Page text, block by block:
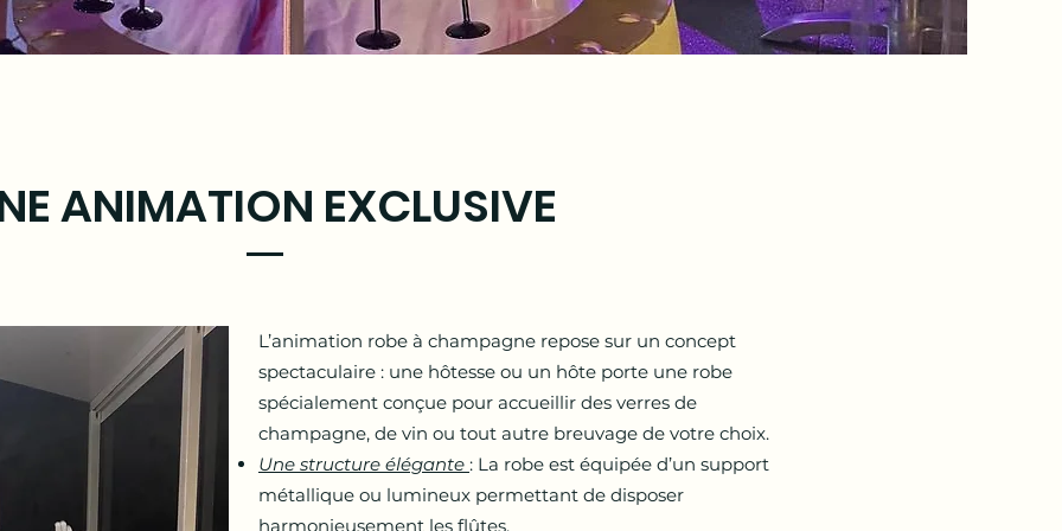
ANIMATION EXCLUSIVE
L’animation robe à champagne repose sur un concept
spectaculaire : une hôtesse ou un hôte porte une robe
spécialement conçue pour accueillir des verres de
champagne, de vin ou tout autre breuvage de votre choix.
Une structure élégante : La robe est équipée d’un support
métallique ou lumineux permettant de disposer
harmonieusement les flûtes.